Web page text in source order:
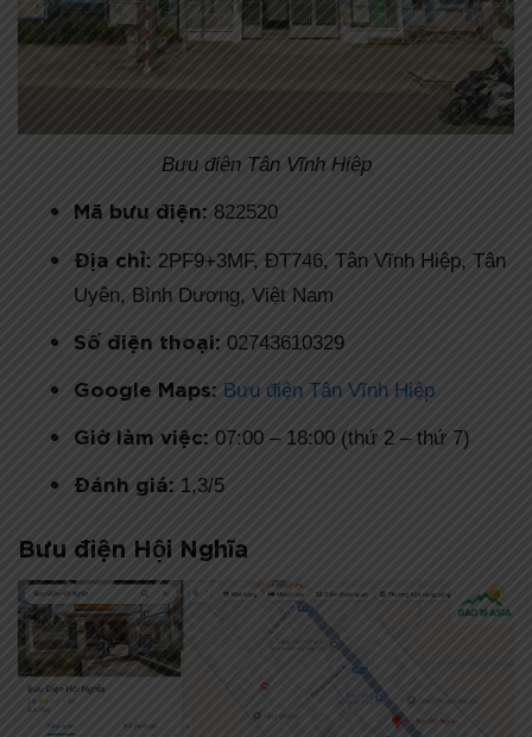
Bưu điện Tân Vĩnh Hiệp
Mã bưu điện:822520
Địa chỉ: 2PF9+3MF, ĐT746, Tân Vĩnh Hiệp, Tân
Uyên, Bình Dương, Việt Nam
Số điện thoại: 02743610329
Google Maps: Bưu điện Tân Vĩnh Hiệp
Giờ làm việc: 07:00 – 18:00 (thứ 2 – thứ 7)
Đánh giá: 1,3/5
Bưu điện Hội Nghĩa